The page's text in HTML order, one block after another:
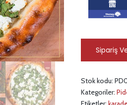
Sipariş
Stok kodu:
Kategoriler: